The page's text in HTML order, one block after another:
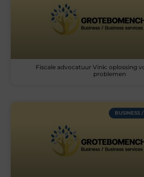
Fiscale advocatuur Vink: oplossing
problemen
BUSINESS